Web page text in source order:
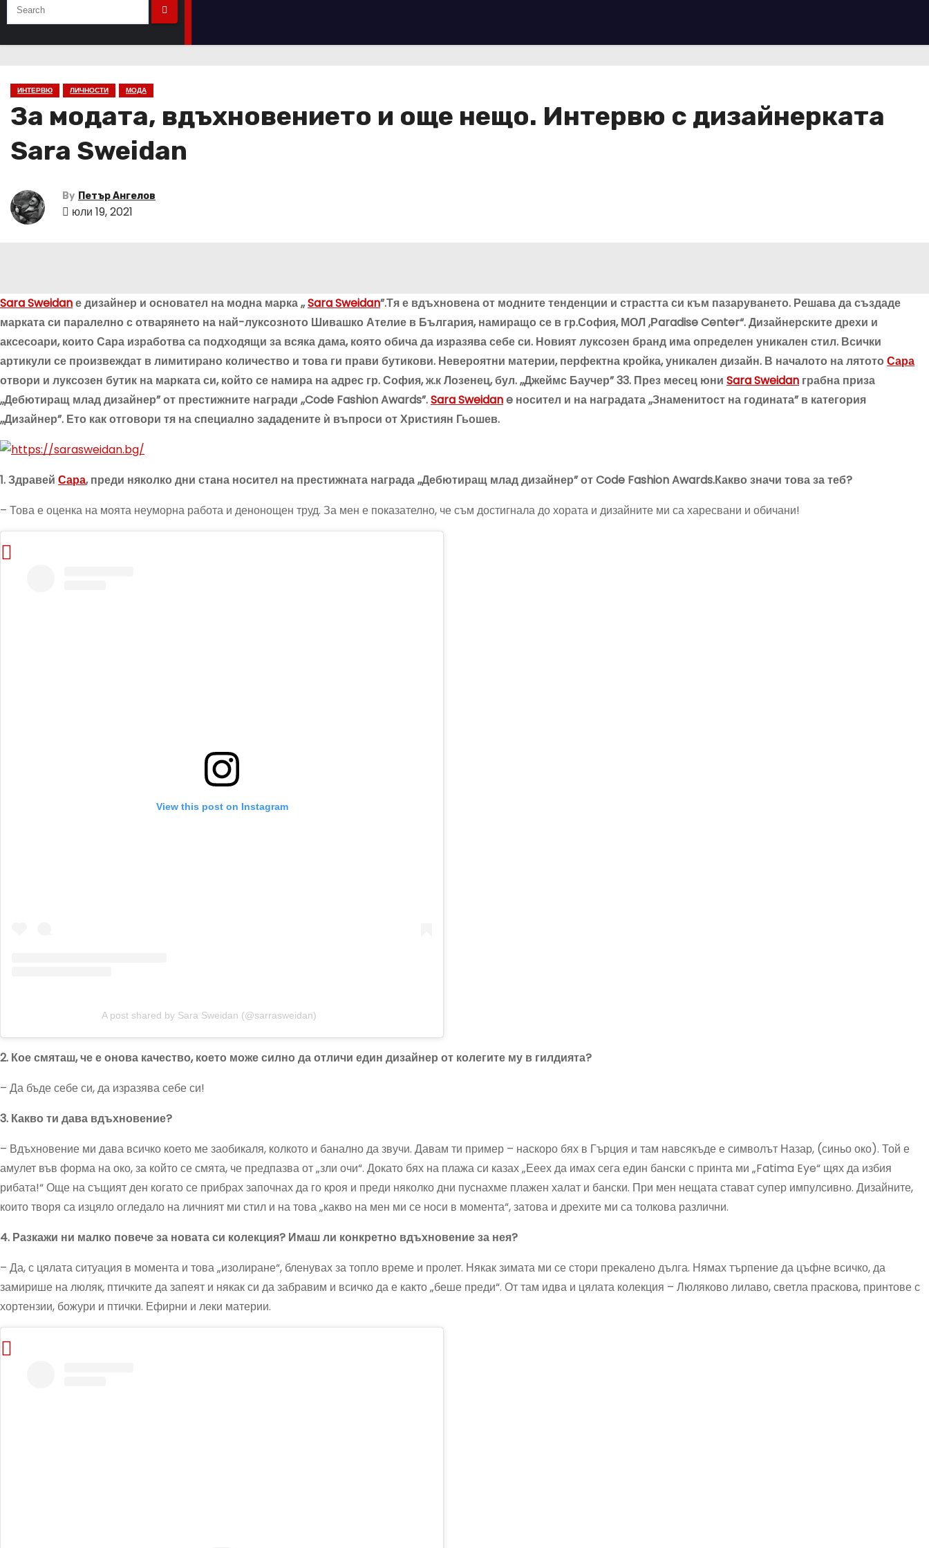
ИНТЕРВЮ ЛИЧНОСТИ МОДА
За модата, вдъхновението и още нещо. Интервю с дизайнерката
Sara Sweidan
By Петър Ангелов
юли 19, 2021
Sara Sweidanе дизайнер и основател на модна марка ,,Sara Sweidan”.Тя е вдъхновена от модните тенденции и страстта си към пазаруването. Решава да създаде
марката си паралелно с отварянето на най-луксозното Шивашко Ателие в България, намиращо се в гр.София, МОЛ ,Рaradise Center“. Дизайнерските дрехи и
аксесоари, които Сара изработва са подходящи за всяка дама, която обича да изразява себе си. Новият луксозен бранд има определен уникален стил. Всички
артикули се произвеждат в лимитирано количество и това ги прави бутикови. Невероятни материи, перфектна кройка, уникален дизайн. В началото на лятото Сара
отвори и луксозен бутик на марката си, който се намира на адрес гр. София, ж.к Лозенец, бул. ,,Джеймс Баучер” 33. През месец юни Sara Sweidan грабна приза
,,Дебютиращ млад дизайнер” от престижните награди ,,Code Fashion Awards”.Sara Sweidane носител и на наградата ,,Знаменитост на годината” в категория
,,Дизайнер”. Ето как отговори тя на специално зададените ѝ въпроси от Християн Гьошев.
1. Здравей Сара, преди няколко дни стана носител на престижната награда ,,Дебютиращ млад дизайнер” от Code Fashion Awards.Какво значи това за теб?
– Това е оценка на моята неуморна работа и денонощен труд. За мен е показателно, че съм достигнала до хората и дизайните ми са харесвани и обичани!
View this post on Instagram
A post shared by Sara Sweidan (@sarrasweidan)
2. Кое смяташ, че е онова качество, което може силно да отличи един дизайнер от колегите му в гилдията?
– Да бъде себе си, да изразява себе си!
3. Какво ти дава вдъхновение?
– Вдъхновение ми дава всичко което ме заобикаля, колкото и банално да звучи. Давам ти пример – наскоро бях в Гърция и там навсякъде е символът Назар, (синьо око). Той е
амулет във форма на око, за който се смята, че предпазва от „зли очи“. Докато бях на плажа си казах „Ееех да имах сега един бански с принта ми „Fatima Eye“ щях да избия
рибата!“ Още на същият ден когато се прибрах започнах да го кроя и преди няколко дни пуснахме плажен халат и бански. При мен нещата стават супер импулсивно. Дизайните,
които творя са изцяло огледало на личният ми стил и на това „какво на мен ми се носи в момента“, затова и дрехите ми са толкова различни.
4. Разкажи ни малко повече за новата си колекция? Имаш ли конкретно вдъхновение за нея?
– Да, с цялата ситуация в момента и това „изолиране“, бленувах за топло време и пролет. Някак зимата ми се стори прекалено дълга. Нямах търпение да цъфне всичко, да
замирише на люляк, птичките да запеят и някак си да забравим и всичко да е както „беше преди“. От там идва и цялата колекция – Люляково лилаво, светла праскова, принтове с
хортензии, божури и птички. Ефирни и леки материи.